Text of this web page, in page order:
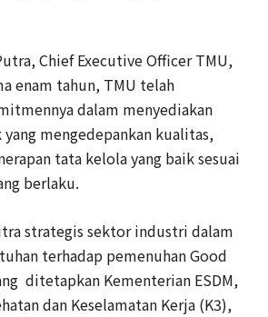
Chief Executive Officer TMU,
enam tahun, TMU telah
dalam menyediakan
mengedepankan kualitas,
tata kelola yang baik sesuai
berlaku.
strategis sektor industri dalam
terhadap pemenuhan Good
ditetapkan Kementerian ESDM,
dan Keselamatan Kerja (K3),